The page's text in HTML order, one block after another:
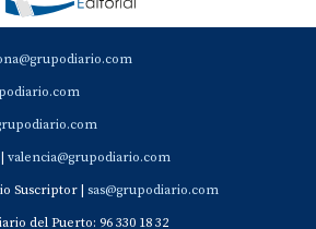
valencia@grupodiario.com
Suscriptor | sas@grupodiario.com
del Puerto: 96 330 18 32